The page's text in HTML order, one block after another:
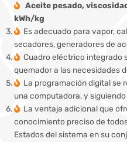
Aceite pesado,
kWh/kg
Es adecuado para vapor,
secadores, generadores de
Cuadro eléctrico integrado
quemador a las necesidades
La programación digital se
una computadora, y
La ventaja adicional que
conocimiento preciso de
Estados del sistema en su